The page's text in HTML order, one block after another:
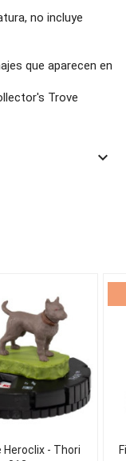
no incluye
que aparecen en
Trove
keyboard_arrow_down
Heroclix - Thori